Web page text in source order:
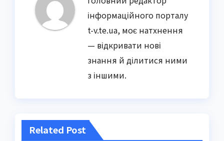
інформаційного порталу
t-v.te.ua, моє натхнення
— відкривати нові
знання й ділитися ними
з іншими.
Related Post